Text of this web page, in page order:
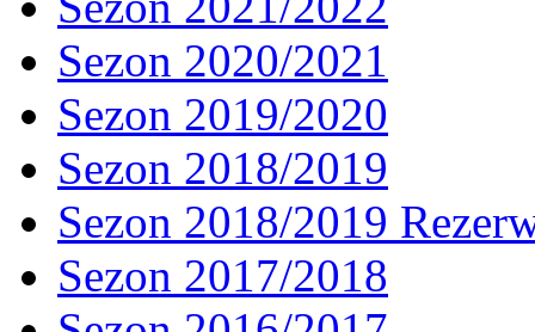
Sezon 2020/2021
Sezon 2019/2020
Sezon 2018/2019
Sezon 2018/2019
Sezon 2017/2018